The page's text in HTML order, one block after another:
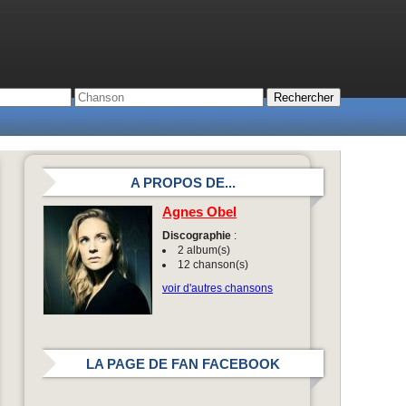
A PROPOS DE...
Agnes Obel
Discographie :
2 album(s)
12 chanson(s)
voir d'autres chansons
LA PAGE DE FAN FACEBOOK